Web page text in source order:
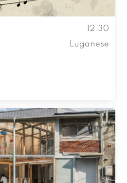
12.30
Luganese